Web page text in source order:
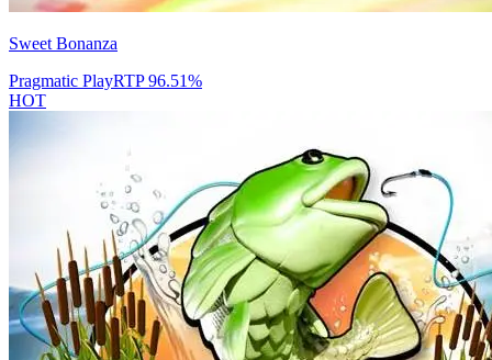
Sweet Bonanza
Pragmatic PlayRTP96.51%
HOT